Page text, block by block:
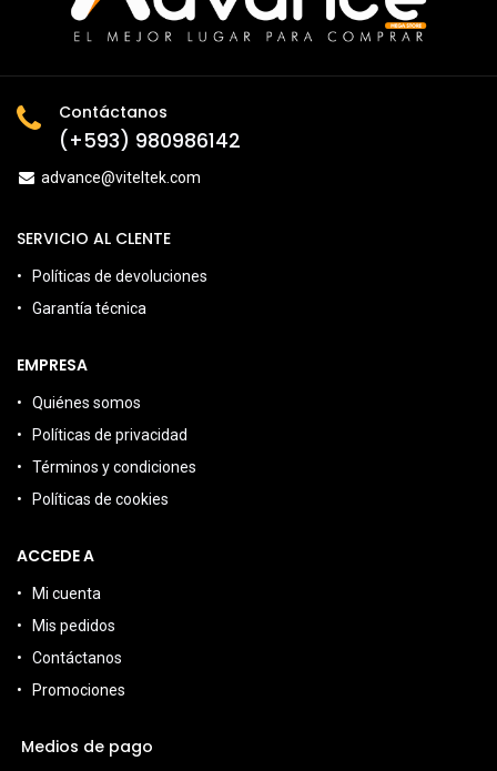
Contáctanos
(+593) 980986142
advance@viteltek.com
SERVICIO AL CLENTE
Políticas de devoluciones
Garantía técnica
EMPRESA
Quiénes somos
Políticas de privacidad
Términos y condiciones
Políticas de cookies
ACCEDE A
Mi cuenta
Mis pedidos
Contáctanos
Promociones
Medios de pago